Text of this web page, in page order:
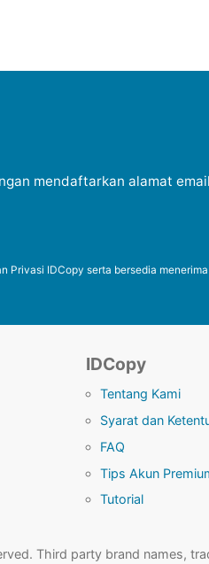
mendaftarkan alamat
Privasi IDCopy serta bersedia
IDCopy
Tentang Kami
Syarat dan
FAQ
Tips Akun
Tutorial
Third party brand names,